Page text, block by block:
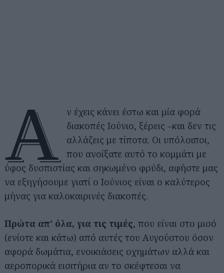
Α
ν έχεις κάνει έστω και μία φορά
διακοπές Ιούνιο, ξέρεις –και δεν τις
αλλάζεις με τίποτα. Οι υπόλοιποι,
που ανοίξατε αυτό το κομμάτι με
ύφος δυσπιστίας και σηκωμένο φρύδι, αφήστε μας
να εξηγήσουμε γιατί ο Ιούνιος είναι ο καλύτερος
μήνας για καλοκαιρινές διακοπές.
Πρώτα απ’ όλα, για τις τιμές, που είναι στο μισό
(ενίοτε και κάτω) από αυτές του Αυγούστου όσον
αφορά δωμάτια, ενοικιάσεις οχημάτων αλλά και
αεροπορικά εισιτήρια αν το σκέφτεσαι να